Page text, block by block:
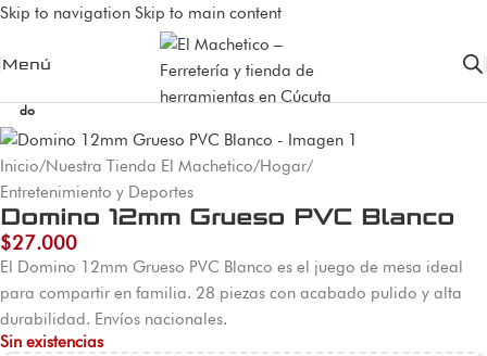
Skip to navigation Skip to main content
Menú
do
Inicio/Nuestra Tienda El Machetico/Hogar/
Entretenimiento y Deportes
Domino 12mm Grueso PVC Blanco
$27.000
El Domino 12mm Grueso PVC Blanco es el juego de mesa ideal
para compartir en familia. 28 piezas con acabado pulido y alta
durabilidad. Envíos nacionales.
Sin existencias